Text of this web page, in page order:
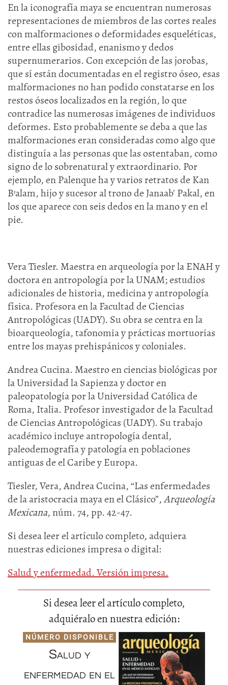
En la iconografía maya se encuentran numerosas
representaciones de miembros de las cortes reales
con malformaciones o deformidades esqueléticas,
entre ellas gibosidad, enanismo y dedos
supernumerarios. Con excepción de las jorobas,
que sí están documentadas en el registro óseo, esas
malformaciones no han podido constatarse en los
restos óseos localizados en la región, lo que
contradice las numerosas imágenes de individuos
deformes. Esto probablemente se deba a que las
malformaciones eran consideradas como algo que
distinguía a las personas que las ostentaban, como
signo de lo sobrenatural y extraordinario. Por
ejemplo, en Palenque ha y varios retratos de Kan
B'alam, hijo y sucesor al trono de Janaab' Pakal, en
los que aparece con seis dedos en la mano y en el
pie.
Vera Tiesler. Maestra en arqueología por la ENAH y
doctora en antropología por la UNAM; estudios
adicionales de historia, medicina y antropología
física. Profesora en la Facultad de Ciencias
Antropológicas (UADY). Su obra se centra en la
bioarqueología, tafonomia y prácticas mortuorias
entre los mayas prehispánicos y coloniales.
Andrea Cucina. Maestro en ciencias biológicas por
la Universidad la Sapienza y doctor en
paleopatología por la Universidad Católica de
Roma, Italia. Profesor investigador de la Facultad
de Ciencias Antropológicas (UADY). Su trabajo
académico incluye antropología dental,
paleodemografía y patología en poblaciones
antiguas de el Caribe y Europa.
Tiesler, Vera, Andrea Cucina, “Las enfermedades
de la aristocracia maya en el Clásico”,Arqueología
Mexicana, núm. 74, pp. 42-47.
Si desea leer el artículo completo, adquiera
nuestras ediciones impresa o digital:
Salud y enfermedad. Versión impresa.
Si desea leer el artículo completo,
adquiéralo en nuestra edición:
NÚMERO DISPONIBLE
Salud y
enfermedad en el